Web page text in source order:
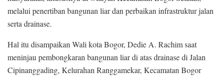
melalui penertiban bangunan liar dan perbaikan infrastruktur jalan
serta drainase.
Hal itu disampaikan Wali kota Bogor, Dedie A. Rachim saat
meninjau pembongkaran bangunan liar di atas drainase di Jalan
Cipinanggading, Kelurahan Ranggamekar, Kecamatan Bogor